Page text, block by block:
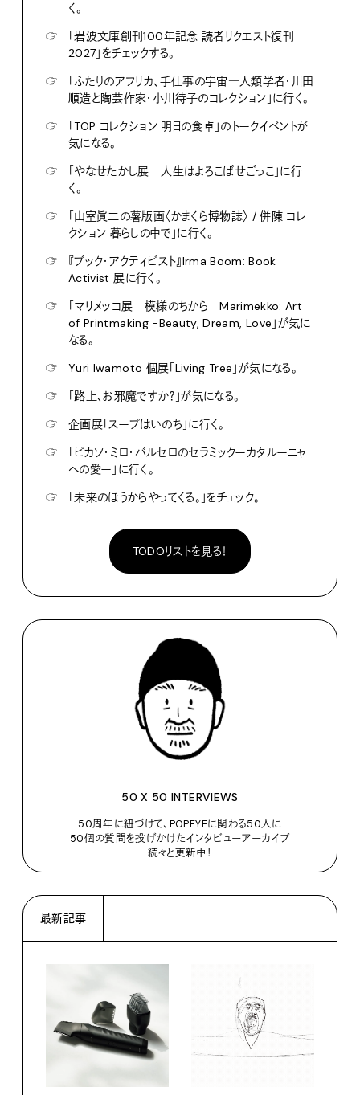
く。
☞
「岩波文庫創刊100年記念 読者リクエスト復刊
2027」をチェックする。
☞
「ふたりのアフリカ、手仕事の宇宙―人類学者・川田
順造と陶芸作家・小川待子のコレクション」に行く。
☞
「TOP コレクション 明日の食卓」のトークイベントが
気になる。
☞
「やなせたかし展 人生はよろこばせごっこ」に行
く。
☞
「山室眞二の薯版画〈かまくら博物誌〉 / 併陳 コレ
クション 暮らしの中で」に行く。
☞
『ブック・アクティビスト』Irma Boom: Book
Activist 展に行く。
☞
「マリメッコ展 模様のちから Marimekko: Art
of Printmaking -Beauty, Dream, Love」が気に
なる。
☞
Yuri Iwamoto 個展「Living Tree」が気になる。
☞
「路上、お邪魔ですか？」が気になる。
☞
企画展「スープはいのち」に行く。
☞
「ピカソ・ミロ・バルセロのセラミックーカタルーニャ
への愛ー」に行く。
☞
「未来のほうからやってくる。」をチェック。
TODOリストを見る！
50 X 50 INTERVIEWS
50周年に紐づけて、POPEYEに関わる50人に
50個の質問を投げかけたインタビューアーカイブ
続々と更新中！
最新記事